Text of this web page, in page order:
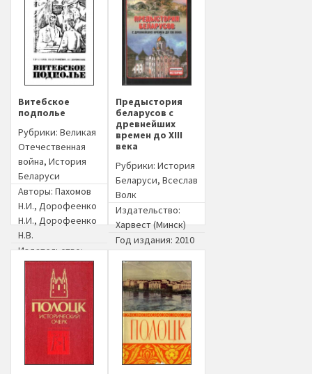
(Полоцк)
Год издания: 2009
Витебское
подполье
Рубрики: Великая
Отечественная
война, История
Беларуси
Авторы: Пахомов
Н.И., Дорофеенко
Н.И., Дорофеенко
Н.В.
Издательство:
Беларусь (Минск)
Год издания: 1974
Предыстория
беларусов с
древнейших
времен до XIII
века
Рубрики: История
Беларуси, Всеслав
Волк
Издательство:
Харвест (Минск)
Год издания: 2010